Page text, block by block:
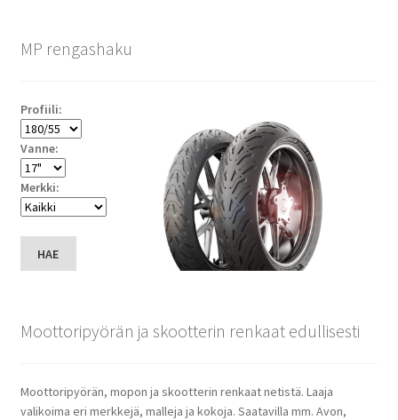
MP rengashaku
Profiili:
Vanne:
Merkki:
HAE
Moottoripyörän ja skootterin renkaat edullisesti
Moottoripyörän, mopon ja skootterin renkaat netistä. Laaja
valikoima eri merkkejä, malleja ja kokoja. Saatavilla mm. Avon,